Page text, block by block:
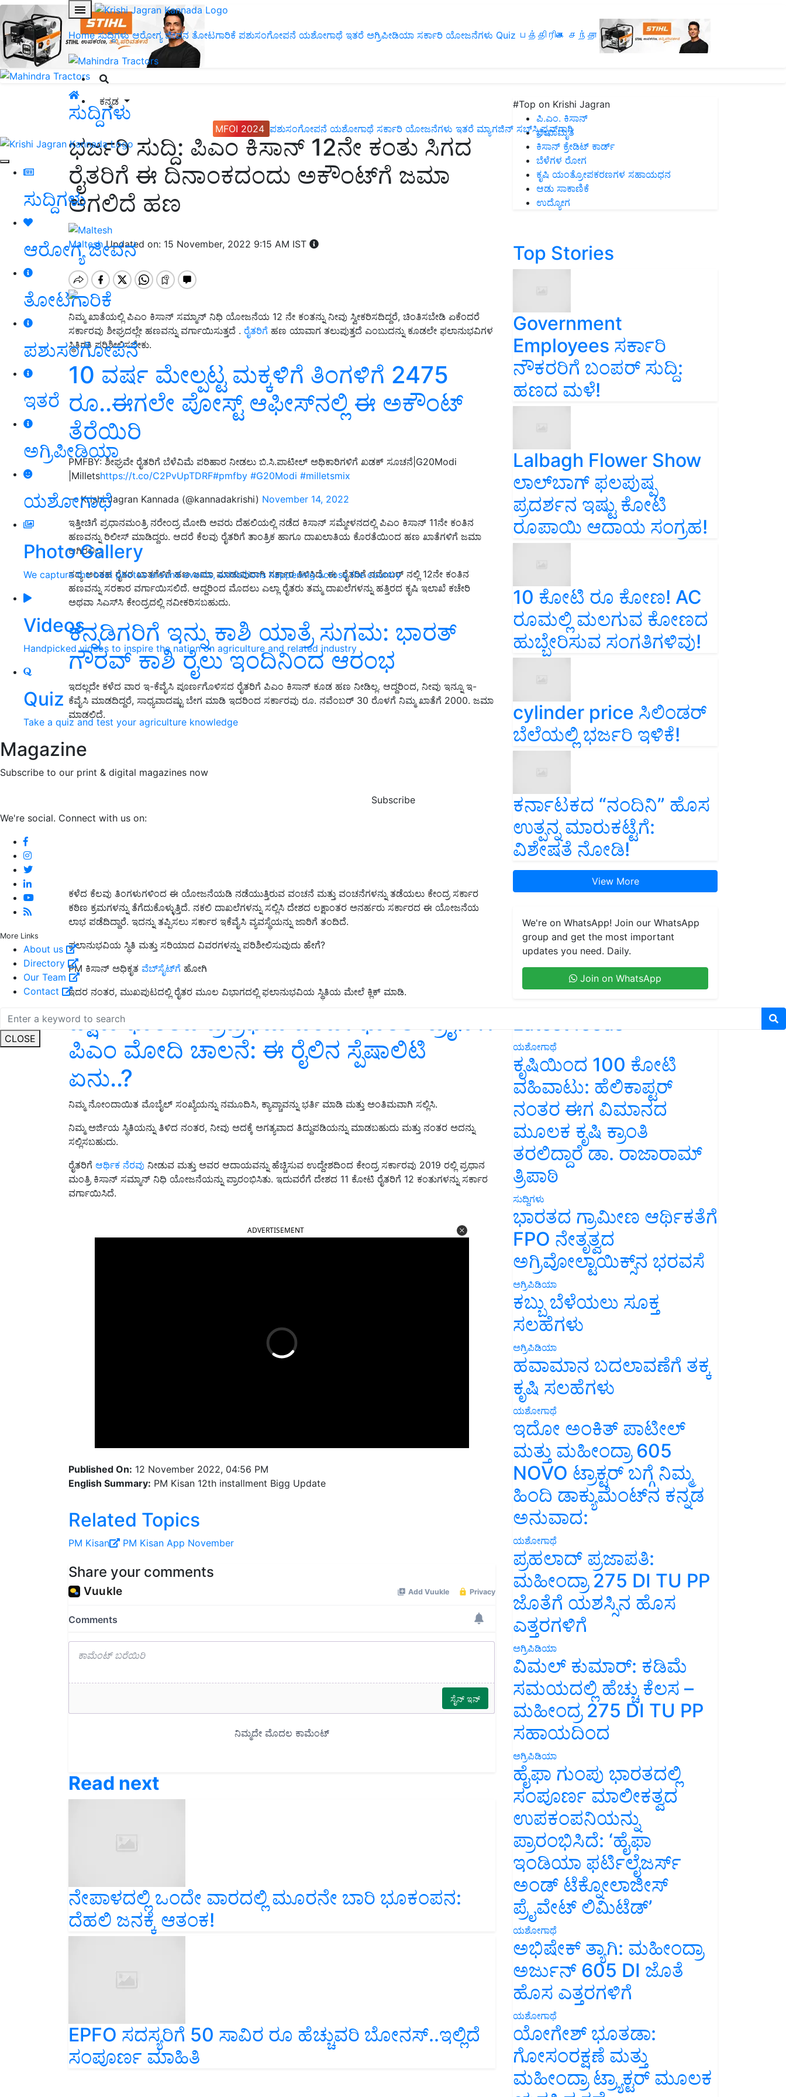
Home ಸುದ್ದಿಗಳು ಆರೋಗ್ಯ ಜೀವನ ತೋಟಗಾರಿಕೆ ಪಶುಸಂಗೋಪನೆ ಯಶೋಗಾಥೆ ಇತರೆ ಅಗ್ರಿಪೀಡಿಯಾ ಸರ್ಕಾರಿ ಯೋಜನೆಗಳು Quiz பத்திரிகை சந்தா
ಕನ್ನಡ
MFOI 2024 ಪಶುಸಂಗೋಪನೆ ಯಶೋಗಾಥೆ ಸರ್ಕಾರಿ ಯೋಜನೆಗಳು ಇತರೆ ಮ್ಯಾಗಜಿನ್‌ ಸಬ್‌ಸ್ಕ್ರಿಪ್ಷನ್‌ಗಾಗಿ
ಸುದ್ದಿಗಳು
ಆರೋಗ್ಯ ಜೀವನ
ತೋಟಗಾರಿಕೆ
ಪಶುಸಂಗೋಪನೆ
ಇತರೆ
ಅಗ್ರಿಪೀಡಿಯಾ
ಯಶೋಗಾಥೆ
Photo Gallery
We capture the best photos around events, exhibitions happening across the country
Videos
Handpicked videos to inspire the nation on agriculture and related industry
Quiz
Take a quiz and test your agriculture knowledge
Magazine
Subscribe to our print & digital magazines now
Subscribe
We're social. Connect with us on:
More Links
About us
Directory
Our Team
Contact
CLOSE
ಸುದ್ದಿಗಳು
ಭರ್ಜರಿ ಸುದ್ದಿ: ಪಿಎಂ ಕಿಸಾನ್ 12ನೇ ಕಂತು ಸಿಗದ
ರೈತರಿಗೆ ಈ ದಿನಾಂಕದಂದು ಅಕೌಂಟ್‌ಗೆ ಜಮಾ
ಆಗಲಿದೆ ಹಣ
MalteshUpdated on: 15 November, 2022 9:15 AM IST
ನಿಮ್ಮ ಖಾತೆಯಲ್ಲಿ ಪಿಎಂ ಕಿಸಾನ್ ಸಮ್ಮಾನ್ ನಿಧಿ ಯೋಜನೆಯ 12 ನೇ ಕಂತನ್ನು ನೀವು ಸ್ವೀಕರಿಸದಿದ್ದರೆ, ಚಿಂತಿಸಬೇಡಿ ಏಕೆಂದರೆ
ಸರ್ಕಾರವು ಶೀಘ್ರದಲ್ಲೇ ಹಣವನ್ನು ವರ್ಗಾಯಿಸುತ್ತದೆ . ರೈತರಿಗೆ ಹಣ ಯಾವಾಗ ತಲುಪುತ್ತದೆ ಎಂಬುದನ್ನು ಕೂಡಲೇ ಫಲಾನುಭವಿಗಳ
ಸ್ಥಿತಿಗತಿ ಪರಿಶೀಲಿಸಬೇಕು.
10 ವರ್ಷ ಮೇಲ್ಪಟ್ಟ ಮಕ್ಕಳಿಗೆ ತಿಂಗಳಿಗೆ 2475
ರೂ..ಈಗಲೇ ಪೋಸ್ಟ್‌ ಆಫೀಸ್‌ನಲ್ಲಿ ಈ ಅಕೌಂಟ್‌
ತೆರೆಯಿರಿ
PMFBY: ಶೀಘ್ರವೇ ರೈತರಿಗೆ ಬೆಳೆವಿಮೆ ಪರಿಹಾರ ನೀಡಲು ಬಿ.ಸಿ.ಪಾಟೀಲ್‌ ಅಧಿಕಾರಿಗಳಿಗೆ ಖಡಕ್‌ ಸೂಚನೆ|G20Modi
|Milletshttps://t.co/C2PvUpTDRF#pmfby #G20Modi #milletsmix
— Krishi Jagran Kannada (@kannadakrishi) November 14, 2022
ಇತ್ತೀಚಿಗೆ ಪ್ರಧಾನಮಂತ್ರಿ ನರೇಂದ್ರ ಮೋದಿ ಅವರು ದೆಹಲಿಯಲ್ಲಿ ನಡೆದ ಕಿಸಾನ್‌ ಸಮ್ಮೇಳನದಲ್ಲಿ ಪಿಎಂ ಕಿಸಾನ್‌ 11ನೇ ಕಂತಿನ
ಹಣವನ್ನು ರಿಲೀಸ್‌ ಮಾಡಿದ್ದರು. ಆದರೆ ಕೆಲವು ರೈತರಿಗೆ ತಾಂತ್ರಿಕ ಹಾಗೂ ದಾಖಲಾತಿಯ ಕೊರತೆಯಿಂದ ಹಣ ಖಾತೆಗಳಿಗೆ ಜಮಾ
ಆಗಿರಲಿಲ್ಲ.
ಸದ್ಯ ಅಂತಹ ರೈತರ ಖಾತಗೆಳಿಗೆ ಹಣ ಜಮಾ ಮಾಡುವುದಾಗಿ ಸರ್ಕಾರ ತಿಳಿಸಿದೆ. ಈ ರೈತರಿಗೆ ನವೆಂಬರ್ ನಲ್ಲಿ 12ನೇ ಕಂತಿನ
ಹಣವನ್ನು ಸರಕಾರ ವರ್ಗಾಯಿಸಲಿದೆ. ಆದ್ದರಿಂದ ಮೊದಲು ಎಲ್ಲಾ ರೈತರು ತಮ್ಮ ದಾಖಲೆಗಳನ್ನು ಹತ್ತಿರದ ಕೃಷಿ ಇಲಾಖೆ ಕಚೇರಿ
ಅಥವಾ ಸಿಎಸ್‌ಸಿ ಕೇಂದ್ರದಲ್ಲಿ ನವೀಕರಿಸಬಹುದು.
ಕನ್ನಡಿಗರಿಗೆ ಇನ್ನು ಕಾಶಿ ಯಾತ್ರೆ ಸುಗಮ: ಭಾರತ್‌
ಗೌರವ್‌ ಕಾಶಿ ರೈಲು ಇಂದಿನಿಂದ ಆರಂಭ
ಇದಲ್ಲದೇ ಕಳೆದ ವಾರ ಇ-ಕೆವೈಸಿ ಪೂರ್ಣಗೊಳಿಸದ ರೈತರಿಗೆ ಪಿಎಂ ಕಿಸಾನ್ ಕೂಡ ಹಣ ನೀಡಿಲ್ಲ. ಆದ್ದರಿಂದ, ನೀವು ಇನ್ನೂ ಇ-
ಕೆವೈಸಿ ಮಾಡದಿದ್ದರೆ, ಸಾಧ್ಯವಾದಷ್ಟು ಬೇಗ ಮಾಡಿ ಇದರಿಂದ ಸರ್ಕಾರವು ರೂ. ನವೆಂಬರ್ 30 ರೊಳಗೆ ನಿಮ್ಮ ಖಾತೆಗೆ 2000. ಜಮಾ
ಮಾಡಲಿದೆ.
ಕಳೆದ ಕೆಲವು ತಿಂಗಳುಗಳಿಂದ ಈ ಯೋಜನೆಯಡಿ ನಡೆಯುತ್ತಿರುವ ವಂಚನೆ ಮತ್ತು ವಂಚನೆಗಳನ್ನು ತಡೆಯಲು ಕೇಂದ್ರ ಸರ್ಕಾರ
ಕಠಿಣ ಕ್ರಮಗಳನ್ನು ತೆಗೆದುಕೊಳ್ಳುತ್ತಿದೆ. ನಕಲಿ ದಾಖಲೆಗಳನ್ನು ಸಲ್ಲಿಸಿ ದೇಶದ ಲಕ್ಷಾಂತರ ಅನರ್ಹರು ಸರ್ಕಾರದ ಈ ಯೋಜನೆಯ
ಲಾಭ ಪಡೆದಿದ್ದಾರೆ. ಇದನ್ನು ತಪ್ಪಿಸಲು ಸರ್ಕಾರ ಇಕೆವೈಸಿ ವ್ಯವಸ್ಥೆಯನ್ನು ಜಾರಿಗೆ ತಂದಿದೆ.
ಫಲಾನುಭವಿಯ ಸ್ಥಿತಿ ಮತ್ತು ಸರಿಯಾದ ವಿವರಗಳನ್ನು ಪರಿಶೀಲಿಸುವುದು ಹೇಗೆ?
PM ಕಿಸಾನ್ ಅಧಿಕೃತ ವೆಬ್‌ಸೈಟ್‌ಗೆ ಹೋಗಿ
ಇದರ ನಂತರ, ಮುಖಪುಟದಲ್ಲಿ ರೈತರ ಮೂಲ ವಿಭಾಗದಲ್ಲಿ ಫಲಾನುಭವಿಯ ಸ್ಥಿತಿಯ ಮೇಲೆ ಕ್ಲಿಕ್ ಮಾಡಿ.
ದಕ್ಷಿಣ ಭಾರತದ ಪ್ರಪ್ರಥಮ ವಂದೇ ಭಾರತ್‌ ಟ್ರೈನ್‌ಗೆ
ಪಿಎಂ ಮೋದಿ ಚಾಲನೆ: ಈ ರೈಲಿನ ಸ್ಪೆಷಾಲಿಟಿ
ಏನು..?
ನಿಮ್ಮ ನೋಂದಾಯಿತ ಮೊಬೈಲ್ ಸಂಖ್ಯೆಯನ್ನು ನಮೂದಿಸಿ, ಕ್ಯಾಪ್ಚಾವನ್ನು ಭರ್ತಿ ಮಾಡಿ ಮತ್ತು ಅಂತಿಮವಾಗಿ ಸಲ್ಲಿಸಿ.
ನಿಮ್ಮ ಅರ್ಜಿಯ ಸ್ಥಿತಿಯನ್ನು ತಿಳಿದ ನಂತರ, ನೀವು ಅದಕ್ಕೆ ಅಗತ್ಯವಾದ ತಿದ್ದುಪಡಿಯನ್ನು ಮಾಡಬಹುದು ಮತ್ತು ನಂತರ ಅದನ್ನು
ಸಲ್ಲಿಸಬಹುದು.
ರೈತರಿಗೆ ಆರ್ಥಿಕ ನೆರವು ನೀಡುವ ಮತ್ತು ಅವರ ಆದಾಯವನ್ನು ಹೆಚ್ಚಿಸುವ ಉದ್ದೇಶದಿಂದ ಕೇಂದ್ರ ಸರ್ಕಾರವು 2019 ರಲ್ಲಿ ಪ್ರಧಾನ
ಮಂತ್ರಿ ಕಿಸಾನ್ ಸಮ್ಮಾನ್ ನಿಧಿ ಯೋಜನೆಯನ್ನು ಪ್ರಾರಂಭಿಸಿತು. ಇದುವರೆಗೆ ದೇಶದ 11 ಕೋಟಿ ರೈತರಿಗೆ 12 ಕಂತುಗಳನ್ನು ಸರ್ಕಾರ
ವರ್ಗಾಯಿಸಿದೆ.
English Summary:PM Kisan 12th installment Bigg Update
Related Topics
PM Kisan PM Kisan App November
ನೇಪಾಳದಲ್ಲಿ ಒಂದೇ ವಾರದಲ್ಲಿ ಮೂರನೇ ಬಾರಿ ಭೂಕಂಪನ:
ದೆಹಲಿ ಜನಕ್ಕೆ ಆತಂಕ!
EPFO ​​ಸದಸ್ಯರಿಗೆ 50 ಸಾವಿರ ರೂ ಹೆಚ್ಚುವರಿ ಬೋನಸ್..ಇಲ್ಲಿದೆ
ಸಂಪೂರ್ಣ ಮಾಹಿತಿ
#Top on Krishi Jagran
ಪಿ.ಎಂ. ಕಿಸಾನ್
ಜೀವಾಮೃತ
ಕಿಸಾನ್ ಕ್ರೇಡಿಟ್ ಕಾರ್ಡ್
ಬೆಳೆಗಳ ರೋಗ
ಕೃಷಿ ಯಂತ್ರೋಪಕರಣಗಳ ಸಹಾಯಧನ
ಆಡು ಸಾಕಾಣಿಕೆ
ಉದ್ಯೋಗ
Top Stories
Government
Employees ಸರ್ಕಾರಿ
ನೌಕರರಿಗೆ ಬಂಪರ್‌ ಸುದ್ದಿ:
ಹಣದ ಮಳೆ!
Lalbagh Flower Show
ಲಾಲ್‌ಬಾಗ್ ಫಲಪುಷ್ಪ
ಪ್ರದರ್ಶನ ಇಷ್ಟು ಕೋಟಿ
ರೂಪಾಯಿ ಆದಾಯ ಸಂಗ್ರಹ!
10 ಕೋಟಿ ರೂ ಕೋಣ! AC
ರೂಮಲ್ಲಿ ಮಲಗುವ ಕೋಣದ
ಹುಬ್ಬೇರಿಸುವ ಸಂಗತಿಗಳಿವು!
cylinder price ಸಿಲಿಂಡರ್‌
ಬೆಲೆಯಲ್ಲಿ ಭರ್ಜರಿ ಇಳಿಕೆ!
ಕರ್ನಾಟಕದ “ನಂದಿನಿ” ಹೊಸ
ಉತ್ಪನ್ನ ಮಾರುಕಟ್ಟೆಗೆ:
ವಿಶೇಷತೆ ನೋಡಿ!
View More
We're on WhatsApp! Join our WhatsApp
group and get the most important
updates you need. Daily.
Join on WhatsApp
Latest feeds
ಯಶೋಗಾಥೆ
ಕೃಷಿಯಿಂದ 100 ಕೋಟಿ
ವಹಿವಾಟು: ಹೆಲಿಕಾಪ್ಟರ್
ನಂತರ ಈಗ ವಿಮಾನದ
ಮೂಲಕ ಕೃಷಿ ಕ್ರಾಂತಿ
ತರಲಿದ್ದಾರೆ ಡಾ. ರಾಜಾರಾಮ್
ತ್ರಿಪಾಠಿ
ಸುದ್ದಿಗಳು
ಭಾರತದ ಗ್ರಾಮೀಣ ಆರ್ಥಿಕತೆಗೆ
FPO ನೇತೃತ್ವದ
ಅಗ್ರಿವೋಲ್ಟಾಯಿಕ್ಸ್‌ನ ಭರವಸೆ
ಅಗ್ರಿಪಿಡಿಯಾ
ಕಬ್ಬು ಬೆಳೆಯಲು ಸೂಕ್ತ
ಸಲಹೆಗಳು
ಅಗ್ರಿಪಿಡಿಯಾ
ಹವಾಮಾನ ಬದಲಾವಣೆಗೆ ತಕ್ಕ
ಕೃಷಿ ಸಲಹೆಗಳು
ಯಶೋಗಾಥೆ
ಇದೋ ಅಂಕಿತ್ ಪಾಟೀಲ್
ಮತ್ತು ಮಹೀಂದ್ರಾ 605
NOVO ಟ್ರಾಕ್ಟರ್ ಬಗ್ಗೆ ನಿಮ್ಮ
ಹಿಂದಿ ಡಾಕ್ಯುಮೆಂಟ್‌ನ ಕನ್ನಡ
ಅನುವಾದ:
ಯಶೋಗಾಥೆ
ಪ್ರಹಲಾದ್ ಪ್ರಜಾಪತಿ:
ಮಹೀಂದ್ರಾ 275 DI TU PP
ಜೊತೆಗೆ ಯಶಸ್ಸಿನ ಹೊಸ
ಎತ್ತರಗಳಿಗೆ
ಅಗ್ರಿಪಿಡಿಯಾ
ವಿಮಲ್ ಕುಮಾರ್: ಕಡಿಮೆ
ಸಮಯದಲ್ಲಿ ಹೆಚ್ಚು ಕೆಲಸ –
ಮಹೀಂದ್ರ 275 DI TU PP
ಸಹಾಯದಿಂದ
ಅಗ್ರಿಪಿಡಿಯಾ
ಹೈಫಾ ಗುಂಪು ಭಾರತದಲ್ಲಿ
ಸಂಪೂರ್ಣ ಮಾಲೀಕತ್ವದ
ಉಪಕಂಪನಿಯನ್ನು
ಪ್ರಾರಂಭಿಸಿದೆ: ‘ಹೈಫಾ
ಇಂಡಿಯಾ ಫರ್ಟಿಲೈಜರ್ಸ್
ಅಂಡ್ ಟೆಕ್ನೋಲಾಜೀಸ್
ಪ್ರೈವೇಟ್ ಲಿಮಿಟೆಡ್’
ಯಶೋಗಾಥೆ
ಅಭಿಷೇಕ್ ತ್ಯಾಗಿ: ಮಹೀಂದ್ರಾ
ಅರ್ಜುನ್ 605 DI ಜೊತೆ
ಹೊಸ ಎತ್ತರಗಳಿಗೆ
ಯಶೋಗಾಥೆ
ಯೋಗೇಶ್ ಭೂತಡಾ:
ಗೋಸಂರಕ್ಷಣೆ ಮತ್ತು
ಮಹೀಂದ್ರಾ ಟ್ರ್ಯಾಕ್ಟರ್ ಮೂಲಕ